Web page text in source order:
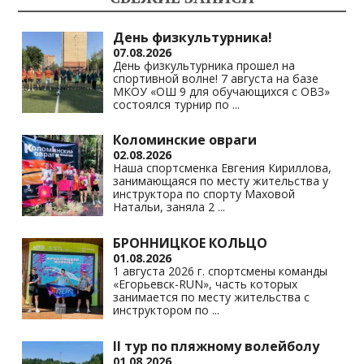
as
s
ni
ki
m p
p
n
k
День физкультурника!
07.08.2026
День физкультурника прошел на
спортивной волне! 7 августа на базе
МКОУ «ОШ 9 для обучающихся с ОВЗ»
состоялся турнир по ...
Коломинские овраги
02.08.2026
Наша спортсменка Евгения Кириллова,
занимающаяся по месту жительства у
инструктора по спорту Маховой
Натальи, заняла 2 ...
БРОННИЦКОЕ КОЛЬЦО
01.08.2026
1 августа 2026 г. спортсмены команды
«Егорьевск-RUN», часть которых
занимается по месту жительства с
инструктором по ...
II тур по пляжному волейболу